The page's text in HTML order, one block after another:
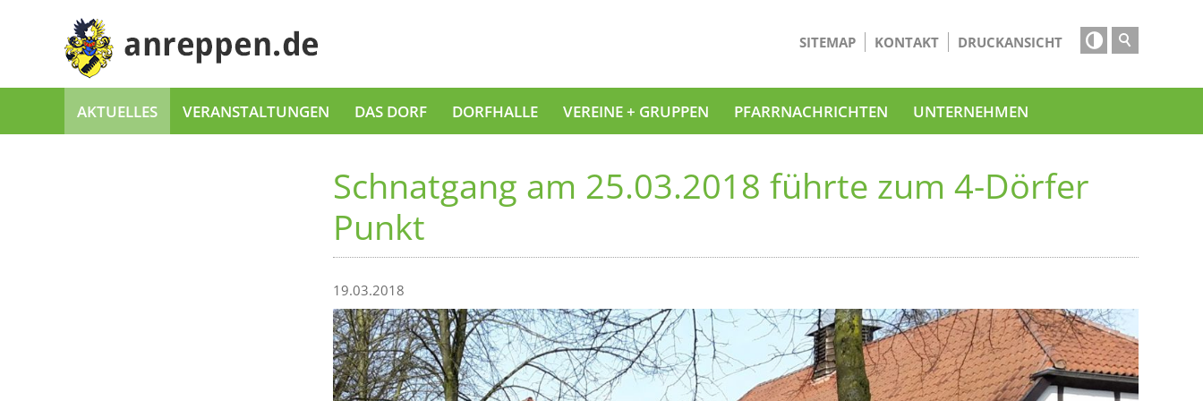

SITEMAP KONTAKT DRUCKANSICHT
AKTUELLES VERANSTALTUNGEN DAS DORF DORFHALLE VEREINE + GRUPPEN PFARRNACHRICHTEN UNTERNEHMEN
Schnatgang am 25.03.2018 führte zum 4-Dörfer
Punkt
19.03.2018